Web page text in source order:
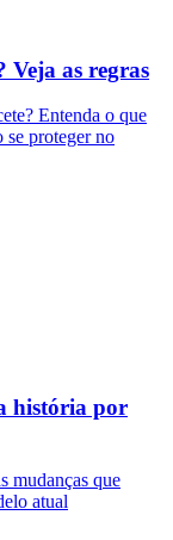
Veja as regras
Entenda o que
se proteger no
história por
mudanças que
atual